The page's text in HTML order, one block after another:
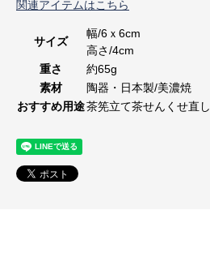
関連アイテムはこちら
サイズ
幅/6ｘ6cm
高さ/4cm
重さ
約65g
素材
陶器・日本製/美濃焼
おすすめ用途茶筅立て茶せんくせ直し